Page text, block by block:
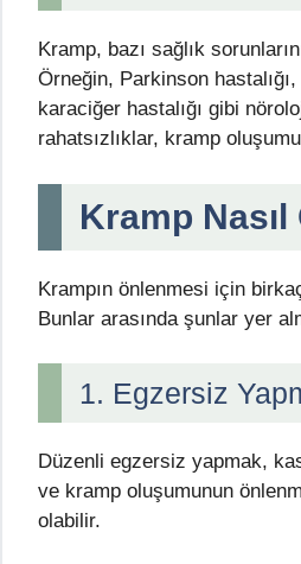
Kramp, bazı sağlık
Örneğin, Parkinson
karaciğer hastalığı gibi
rahatsızlıklar, kramp
Kramp
Krampın önlenmesi için
Bunlar arasında şunlar yer
1. Egzersiz
Düzenli egzersiz yapmak,
ve kramp oluşumunun
olabilir.